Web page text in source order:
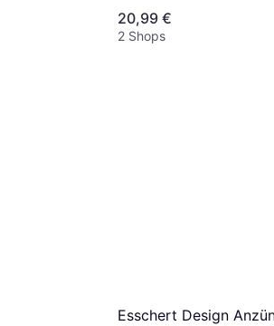
20,99 €
2 Shops
Esschert Design